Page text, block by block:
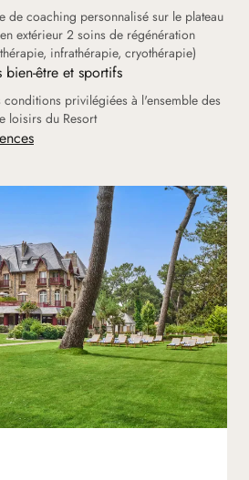
de coaching personnalisé sur le plateau
extérieur 2 soins de régénération
infrathérapie, cryothérapie)
bien-être et sportifs
privilégiées à l'ensemble des
loisirs du Resort